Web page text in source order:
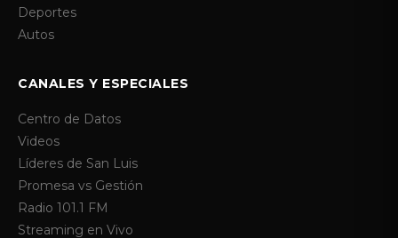
Deportes
Autos
CANALES Y ESPECIALES
Centro de Datos
Videos
Líderes de San Luis
Promesa vs Gestión
Radio 101.1 FM
Streaming en Vivo